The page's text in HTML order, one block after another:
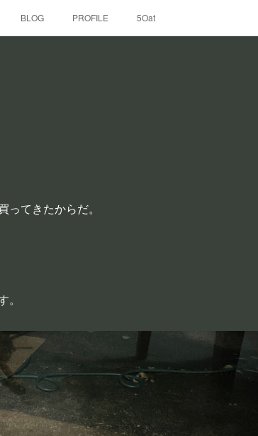
BLOG PROFILE 5Oat
てきたからだ。